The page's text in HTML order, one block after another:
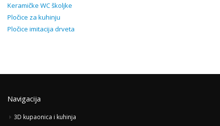
Keramičke WC školjke
Pločice za kuhinju
Pločice imitacija drveta
Navigacija
3D kupaonica i kuhinja